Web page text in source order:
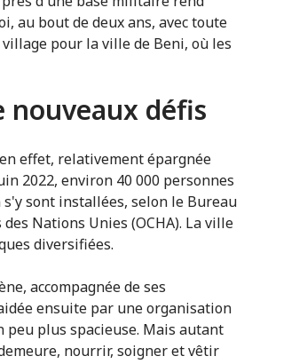
au bout de deux ans, avec toute
pour la ville de Beni, où les
nouveaux défis
effet, relativement épargnée
2022, environ 40 000 personnes
sont installées, selon le Bureau
Nations Unies (OCHA). La ville
diversifiées.
accompagnée de ses
ensuite par une organisation
peu plus spacieuse. Mais autant
nourrir, soigner et vêtir